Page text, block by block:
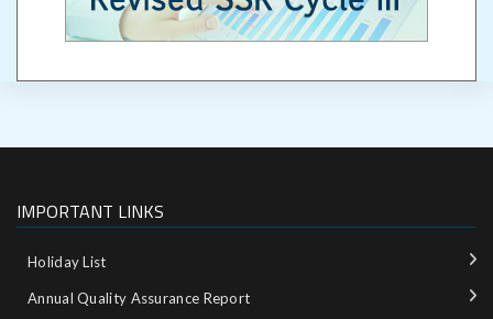
IMPORTANT LINKS
Holiday List
Annual Quality Assurance Report